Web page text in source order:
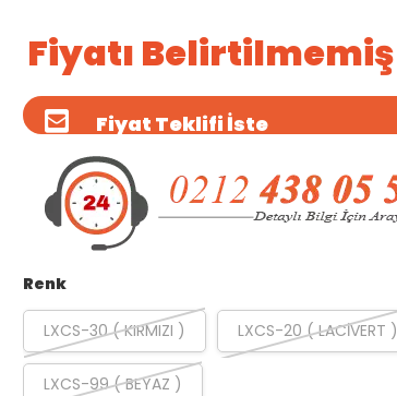
Fiyatı Belirtilmemiş
Fiyat Teklifi İste
Renk
LXCS-30 ( KIRMIZI ) LXCS-20 ( LACİVERT )
LXCS-99 ( BEYAZ )